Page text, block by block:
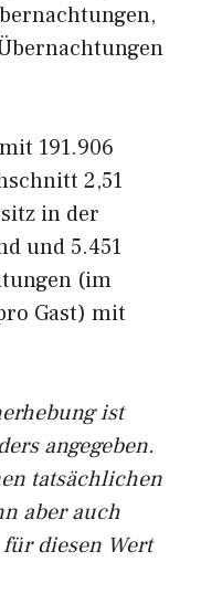
191.906
2,51
in der
und 5.451
(im
Gast) mit
ist
angegeben.
tatsächlichen
aber auch
diesen Wert